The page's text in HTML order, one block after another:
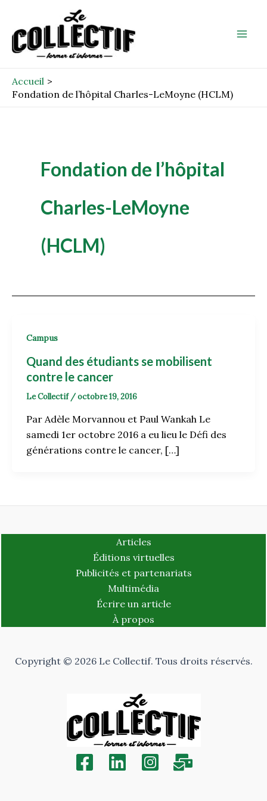
contenu
Accueil
Fondation de l’hôpital Charles-LeMoyne (HCLM)
Fondation de l’hôpital
Charles-LeMoyne
(HCLM)
Campus
Quand des étudiants se mobilisent
contre le cancer
Le Collectif /octobre 19, 2016
Par Adèle Morvannou et Paul Wankah Le
samedi 1er octobre 2016 a eu lieu le Défi des
générations contre le cancer, […]
Articles
Éditions virtuelles
Publicités et partenariats
Multimédia
Écrire un article
À propos
Copyright © 2026 Le Collectif. Tous droits réservés.